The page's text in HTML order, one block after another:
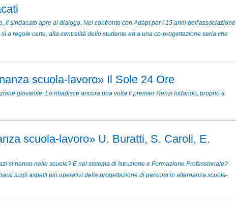
sindacato apre al dialogo. Nel confronto con Adapt per i 15 anni dell'associazione
a regole certe, alla centralità dello studente ed a una co-progettazione seria che
scuola-lavoro» Il Sole 24 Ore
giovanile. Lo ribadisce ancora una volta il premier Renzi lodando, proprio a
scuola-lavoro» U. Buratti, S. Caroli, E.
si hanno nelle scuole? E nel sistema di Istruzione e Formazione Professionale?
sugli aspetti più operativi della progettazione di percorsi in alternanza scuola-